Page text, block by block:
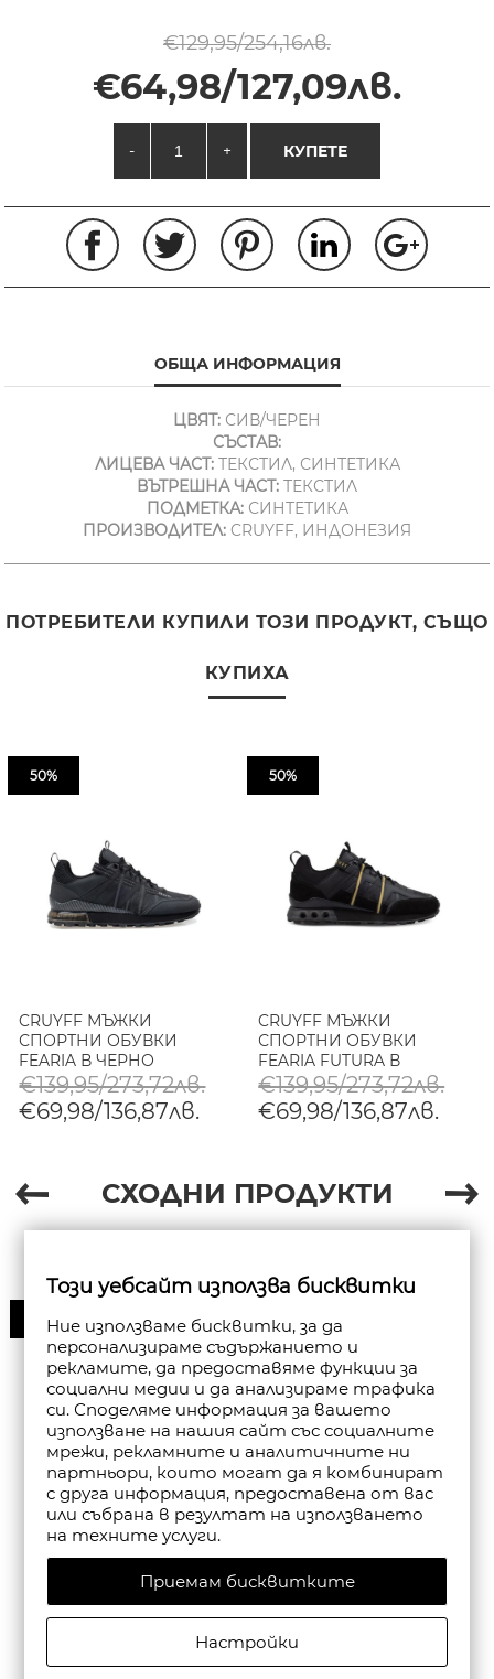
€129,95/254,16лв.
€64,98/127,09лв.
- + КУПЕТЕ
ОБЩА ИНФОРМАЦИЯ
ЦВЯТ: СИВ/ЧЕРЕН
СЪСТАВ:
ЛИЦЕВА ЧАСТ:ТЕКСТИЛ, СИНТЕТИКА
ВЪТРЕШНА ЧАСТ: ТЕКСТИЛ
ПОДМЕТКА:СИНТЕТИКА
ПРОИЗВОДИТЕЛ: CRUYFF, ИНДОНЕЗИЯ
ПОТРЕБИТЕЛИ КУПИЛИ ТОЗИ ПРОДУКТ, СЪЩО
КУПИХА
50%
CRUYFF МЪЖКИ
СПОРТНИ ОБУВКИ
FEARIA В ЧЕРНО
€139,95/273,72лв.
€69,98/136,87лв.
50%
CRUYFF МЪЖКИ
СПОРТНИ ОБУВКИ
FEARIA FUTURA В
ЧЕРНО/ЗЛАТИСТО
€139,95/273,72лв.
€69,98/136,87лв.
СХОДНИ ПРОДУКТИ
30%
Този уебсайт използва бисквитки
Ние използваме бисквитки, за да
персонализираме съдържанието и
рекламите, да предоставяме функции за
социални медии и да анализираме трафика
си. Споделяме информация за вашето
използване на нашия сайт със социалните
мрежи, рекламните и аналитичните ни
партньори, които могат да я комбинират
с друга информация, предоставена от вас
или събрана в резултат на използването
на техните услуги.
Приемам бисквитките
Настройки